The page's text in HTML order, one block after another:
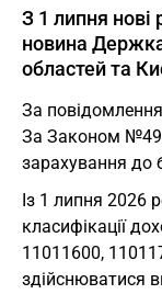
З 1 липня нові
новина
областей та
За
За Законом
зарахування до
Із 1 липня 2026
класифікації
11011600,
здійснюватися